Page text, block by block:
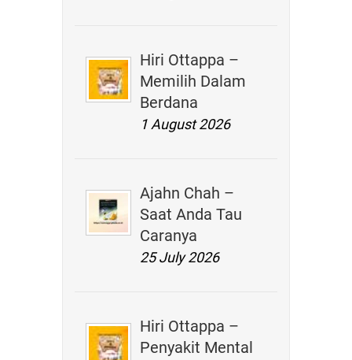
Hiri Ottappa –
Memilih Dalam
Berdana
1 August 2026
Ajahn Chah –
Saat Anda Tau
Caranya
25 July 2026
Hiri Ottappa –
Penyakit Mental